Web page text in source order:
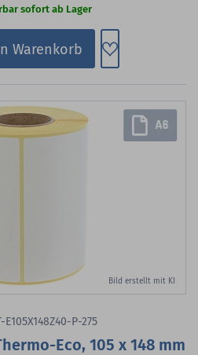
sofort ab Lager
Warenkorb Zum
Bild erstellt mit KI
E105X148Z40-P-275
Eco, 105 x 148 mm